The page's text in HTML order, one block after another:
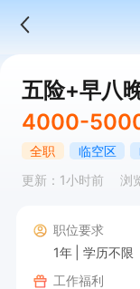
五险+早八
4000-
全职 临空区
更新：1小时前
浏
职位要求
1年
学历不限
工作福利